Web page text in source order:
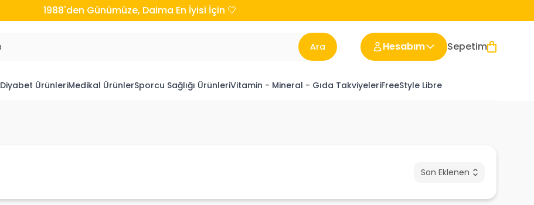
1988'den Günümüze, Daima En İyisi İçin 🤍
Ara Hesabım Sepetim
Diyabet ÜrünleriMedikal ÜrünlerSporcu Sağlığı ÜrünleriVitamin - Mineral - Gıda TakviyeleriFreeStyle Libre
Son Eklenen